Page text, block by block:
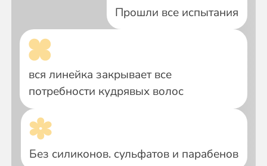
Прошли все испытания
вся линейка закрывает все
потребности кудрявых волос
Без силиконов. сульфатов и парабенов